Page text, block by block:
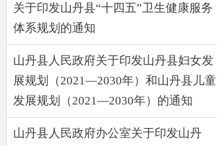
关于印发山丹县“十四五”卫生健康服务
体系规划的通知
山丹县人民政府关于印发山丹县妇女发
展规划（2021—2030年）和山丹县儿童
发展规划（2021—2030年）的通知
山丹县人民政府办公室关于印发山丹